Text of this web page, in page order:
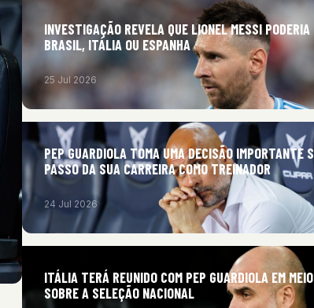
INVESTIGAÇÃO REVELA QUE LIONEL MESSI
BRASIL, ITÁLIA OU ESPANHA
25 Jul 2026
PEP GUARDIOLA TOMA UMA DECISÃO IMPORTANTE
PASSO DA SUA CARREIRA COMO TREINADOR
24 Jul 2026
ITÁLIA TERÁ REUNIDO COM PEP GUARDIOLA EM
SOBRE A SELEÇÃO NACIONAL